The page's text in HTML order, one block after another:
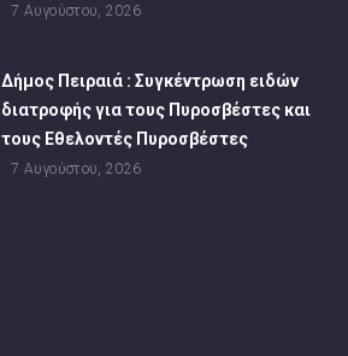
7 Αυγούστου, 2026
Δήμος Πειραιά : Συγκέντρωση ειδών
διατροφής για τους Πυροσβέστες και
τους Εθελοντές Πυροσβέστες
7 Αυγούστου, 2026